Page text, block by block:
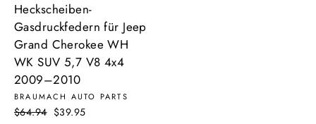
Heckscheiben-
Gasdruckfedern für Jeep
Grand Cherokee WH
WK SUV 5,7 V8 4x4
2009–2010
BRAUMACH AUTO PARTS
Normaler
$64.94 Sonderpreis
$39.95